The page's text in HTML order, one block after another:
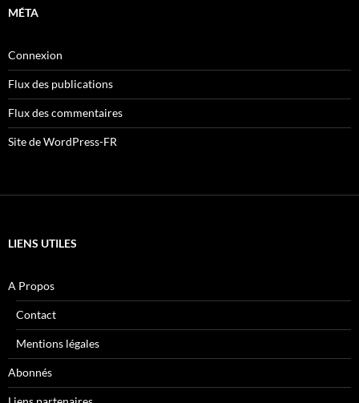
MÉTA
Connexion
Flux des publications
Flux des commentaires
Site de WordPress-FR
LIENS UTILES
A Propos
Contact
Mentions légales
Abonnés